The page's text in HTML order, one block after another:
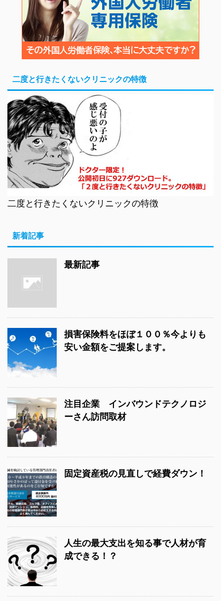
二度と行きたくないクリニックの特徴
二度と行きたくないクリニックの特徴
新着記事
最新記事
損害保険料をほぼ１００％今よりも
安い金額をご提案します。
注目企業 インバウンドテクノロジ
ーさん訪問取材
固定資産税の見直しで経費ダウン！
人生の最大支出を知る事で人材が育
成できる！？